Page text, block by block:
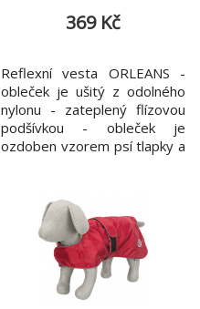
369 Kč
Reflexní vesta ORLEANS -
obleček je ušitý z odolného
nylonu - zateplený flízovou
podšívkou - obleček je
ozdoben vzorem psí tlapky a
oblasti hrudníku se zapínáním
na suchý zip - úchyty na zadní
nohy zajišťují správné držení
oblečku i při pohybu psa
Velikost: L Barva: červená